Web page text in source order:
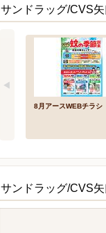
サンドラッグ/CVS
8月アースWEBチラシ
サンドラッグ/CVS